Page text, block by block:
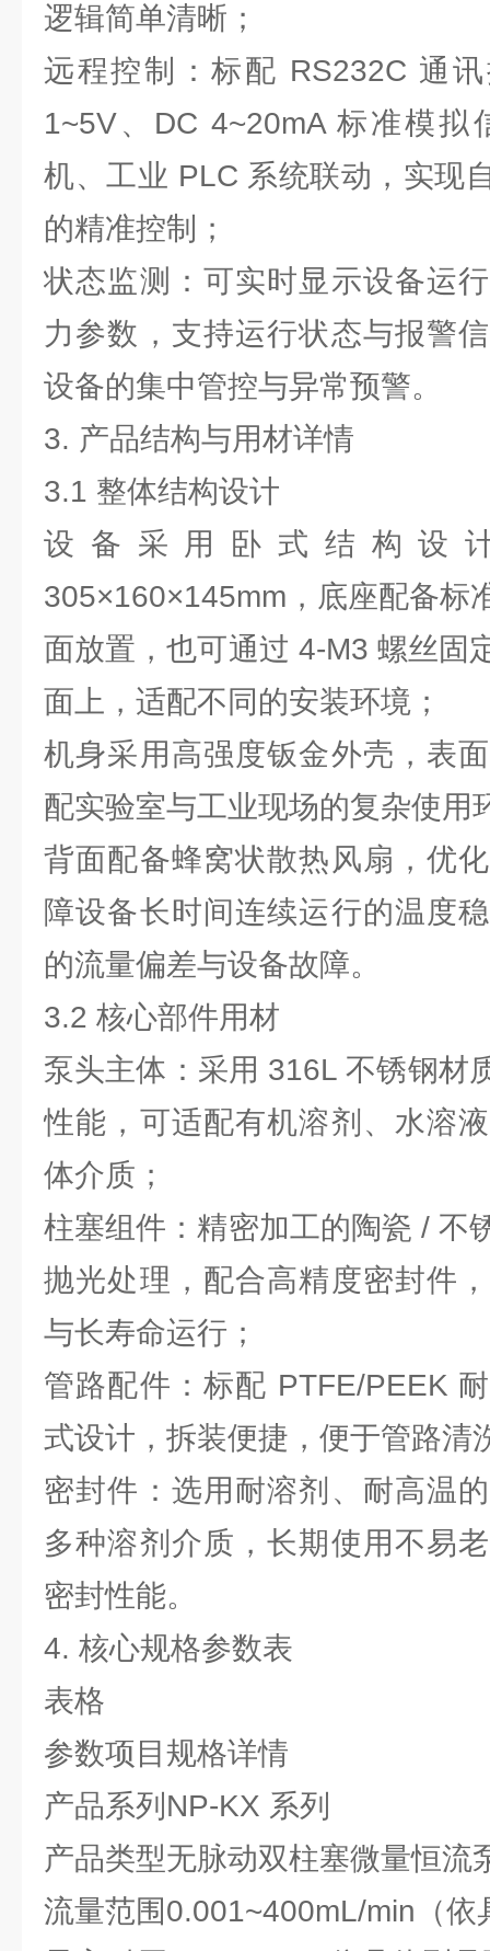
逻辑简单清晰；
远程控制：标配 RS232C 通
1~5V、DC 4~20mA 标准模
机、工业 PLC 系统联动，实现
的精准控制；
状态监测：可实时显示设备运
力参数，支持运行状态与报警
设备的集中管控与异常预警。
3. 产品结构与用材详情
3.1 整体结构设计
设备采用卧式结构设
305×160×145mm，底座配备标
面放置，也可通过 4-M3 螺丝固
面上，适配不同的安装环境；
机身采用高强度钣金外壳，表
配实验室与工业现场的复杂使用
背面配备蜂窝状散热风扇，优
障设备长时间连续运行的温度
的流量偏差与设备故障。
3.2 核心部件用材
泵头主体：采用 316L 不锈钢材
性能，可适配有机溶剂、水溶
体介质；
柱塞组件：精密加工的陶瓷 / 不
抛光处理，配合高精度密封件
与长寿命运行；
管路配件：标配 PTFE/PEEK
式设计，拆装便捷，便于管路清
密封件：选用耐溶剂、耐高温
多种溶剂介质，长期使用不易
密封性能。
4. 核心规格参数表
表格
参数项目 规格详情
产品系列 NP-KX 系列
产品类型无脉动双柱塞微量恒流
流量范围0.001~400mL/min（依